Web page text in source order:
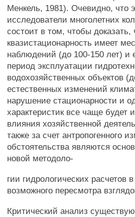
Менкель, 1981). Очевидно, что
исследователи многолетних
состоит в том, чтобы
квазистационарность имеет
наблюдений (до 100-150 лет) и
период эксплуатации
водохозяйственных объектов
естественных изменений
нарушение стационарности и
характеристик все чаще будет
влияния хозяйственной
также за счет антропогенного
обстоятельства являются
новой методоло-
гии гидрологических
возможного пересмотра
Критический анализ